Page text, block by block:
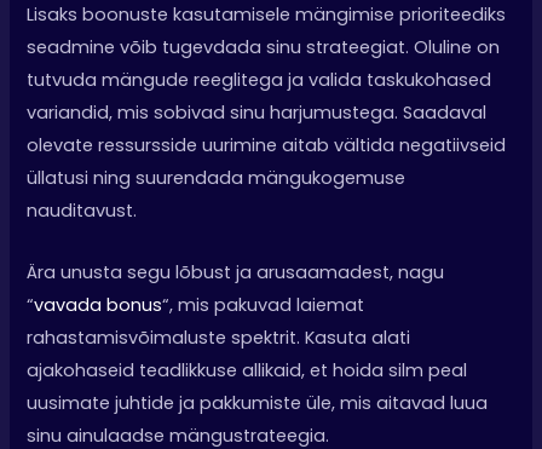
Lisaks boonuste kasutamisele mängimise prioriteediks
seadmine võib tugevdada sinu strateegiat. Oluline on
tutvuda mängude reeglitega ja valida taskukohased
variandid, mis sobivad sinu harjumustega. Saadaval
olevate ressursside uurimine aitab vältida negatiivseid
üllatusi ning suurendada mängukogemuse
nauditavust.
Ära unusta segu lõbust ja arusaamadest, nagu
“vavada bonus“, mis pakuvad laiemat
rahastamisvõimaluste spektrit. Kasuta alati
ajakohaseid teadlikkuse allikaid, et hoida silm peal
uusimate juhtide ja pakkumiste üle, mis aitavad luua
sinu ainulaadse mängustrateegia.